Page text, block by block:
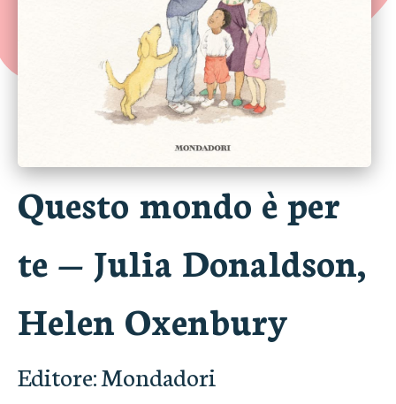
Questo mondo è per
te — Julia Donaldson,
Helen Oxenbury
Editore:Mondadori